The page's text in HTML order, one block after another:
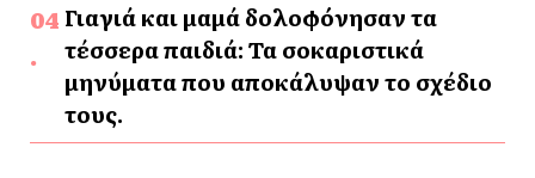
Γιαγιά και μαμά δολοφόνησαν τα
τέσσερα παιδιά: Τα σοκαριστικά
μηνύματα που αποκάλυψαν το σχέδιο
τους.